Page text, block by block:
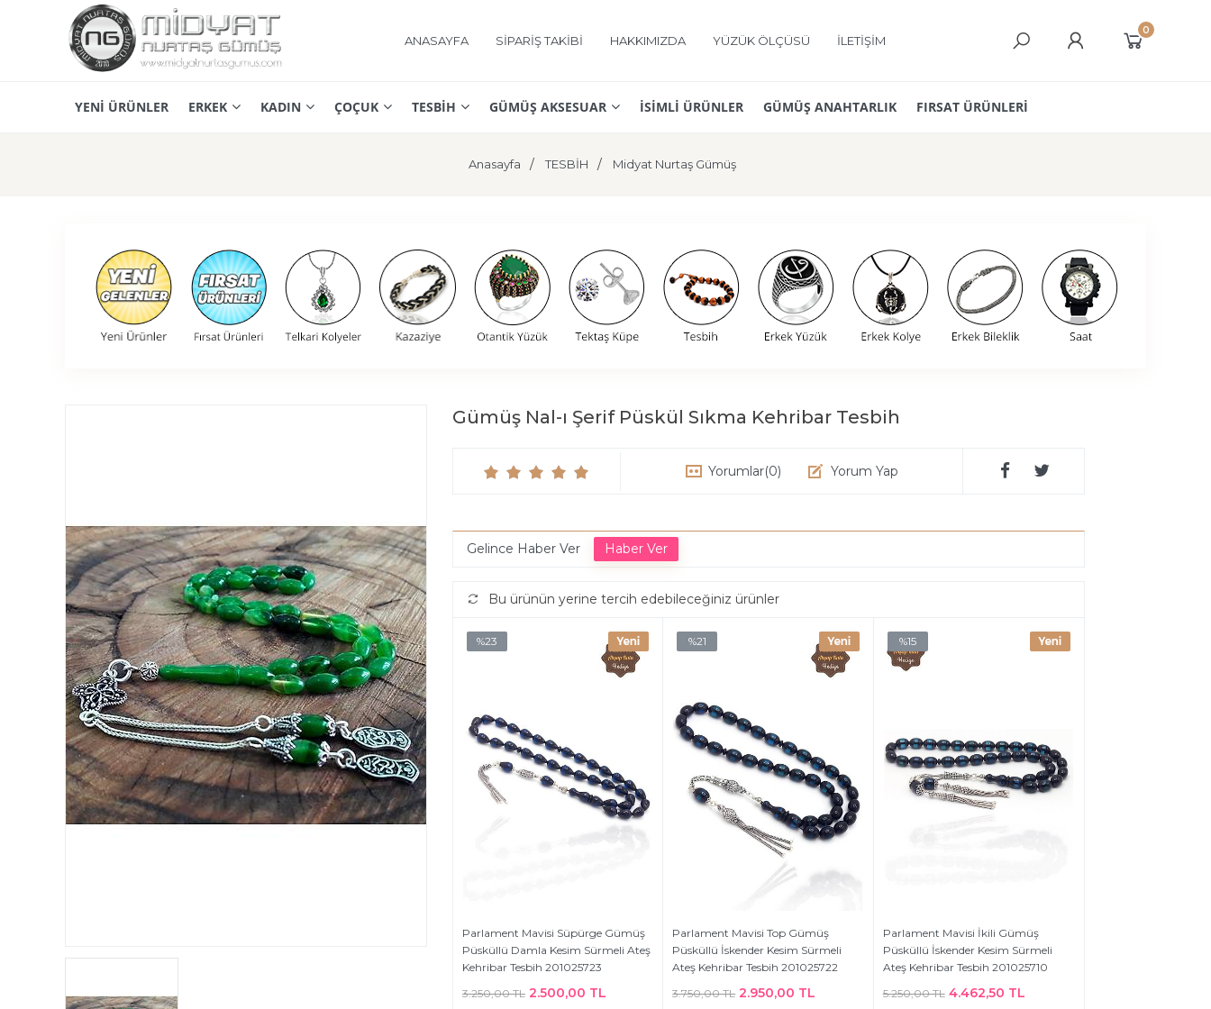
ANASAYFA SİPARİŞ TAKİBİ HAKKIMIZDA YÜZÜK ÖLÇÜSÜ İLETİŞİM
0
YENİ ÜRÜNLER ERKEK KADIN ÇOÇUK TESBİH GÜMÜŞ AKSESUAR İSİMLİ ÜRÜNLER GÜMÜŞ ANAHTARLIK FIRSAT ÜRÜNLERİ
Anasayfa TESBİH Midyat Nurtaş Gümüş
Gümüş Nal-ı Şerif Püskül Sıkma Kehribar Tesbih
Yorumlar(0) Yorum Yap
Gelince Haber Ver
Bu ürünün yerine tercih edebileceğiniz ürünler
%23
Parlament Mavisi Süpürge Gümüş
Püsküllü Damla Kesim Sürmeli Ateş
Kehribar Tesbih 201025723
3.250,00 TL 2.500,00 TL
%21
Parlament Mavisi Top Gümüş
Püsküllü İskender Kesim Sürmeli
Ateş Kehribar Tesbih 201025722
3.750,00 TL 2.950,00 TL
%15
Parlament Mavisi İkili Gümüş
Püsküllü İskender Kesim Sürmeli
Ateş Kehribar Tesbih 201025710
5.250,00 TL 4.462,50 TL